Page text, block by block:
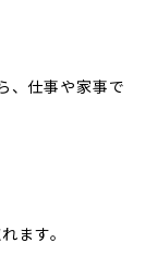
、仕事や家事で
ます。